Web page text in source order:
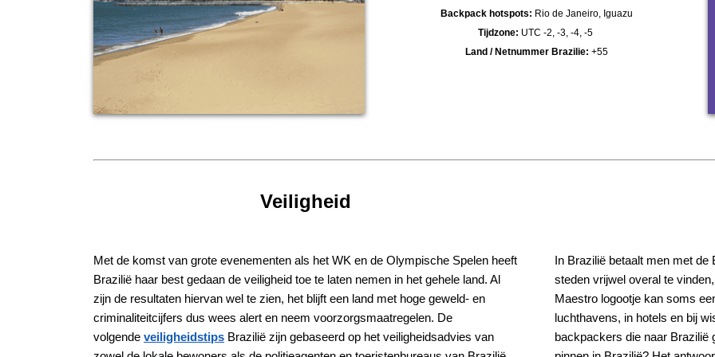
Backpack hotspots: Rio de Janeiro, Iguazu
Tijdzone: UTC -2, -3, -4, -5
Land / Netnummer Brazilie: +55
Veiligheid
Met de komst van grote evenementen als het WK en de Olympische Spelen heeft
Brazilië haar best gedaan de veiligheid toe te laten nemen in het gehele land. Al
zijn de resultaten hiervan wel te zien, het blijft een land met hoge geweld- en
criminaliteitcijfers dus wees alert en neem voorzorgsmaatregelen. De
volgende veiligheidstips Brazilië zijn gebaseerd op het veiligheidsadvies van
In Brazilië betaalt men met de
steden vrijwel overal te
Maestro logootje kan soms
luchthavens, in hotels en bij
backpackers die naar Brazilië